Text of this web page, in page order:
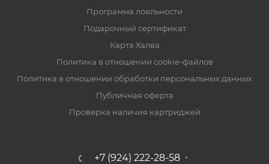
Программа лояльности
Подарочный сертификат
Карта Халва
Политика в отношении cookie-файлов
Политика в отношении обработки персональных данных
Публичная оферта
Проверка наличия картриджей
+7 (924) 222-28-58